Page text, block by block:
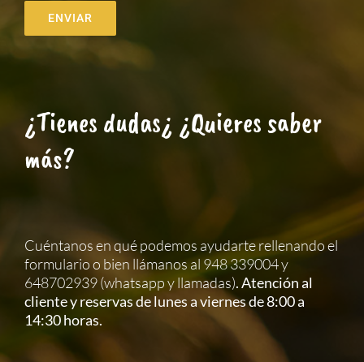
¿Tienes dudas¿ ¿Quieres saber
más?
Cuéntanos en qué podemos ayudarte rellenando el
formulario o bien llámanos al 948 339004 y
648702939 (whatsapp y llamadas). Atención al
cliente y reservas de lunes a viernes de 8:00 a
14:30 horas.
ENVIAR